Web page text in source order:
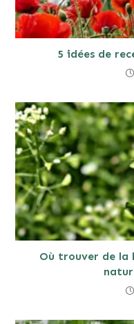
5 idées de
Où trouver de la